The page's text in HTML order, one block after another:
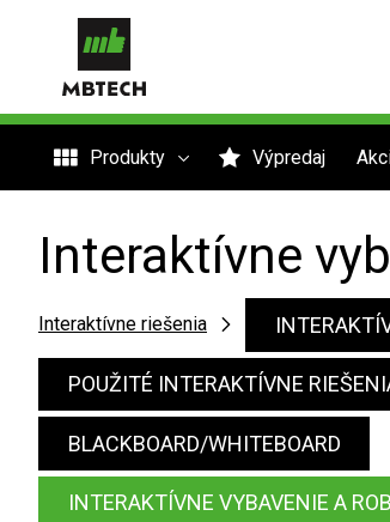
Produkty Výpredaj
Interaktívne
Interaktívne riešenia
POUŽITÉ INTERAKTÍVNE
BLACKBOARD/WHITEBOARD
INTERAKTÍVNE VYBAVENIE A